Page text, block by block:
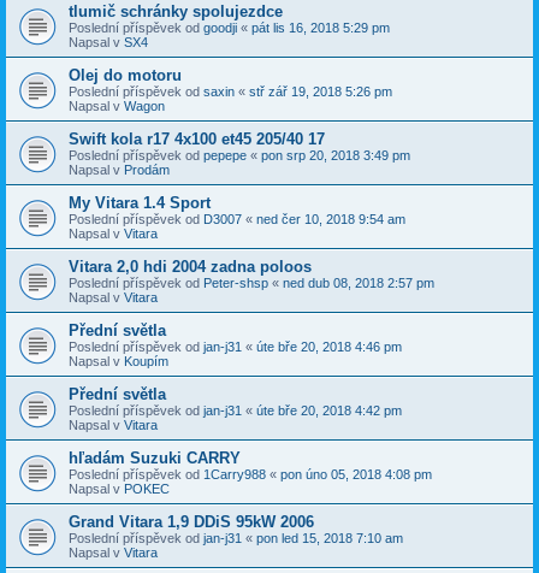
tlumič schránky spolujezdce
Poslední příspěvek od goodji « pát lis 16, 2018 5:29 pm
Napsal v SX4
Olej do motoru
Poslední příspěvek od saxin « stř zář 19, 2018 5:26 pm
Napsal v Wagon
Swift kola r17 4x100 et45 205/40 17
Poslední příspěvek od pepepe « pon srp 20, 2018 3:49 pm
Napsal v Prodám
My Vitara 1.4 Sport
Poslední příspěvek od D3007 « ned čer 10, 2018 9:54 am
Napsal v Vitara
Vitara 2,0 hdi 2004 zadna poloos
Poslední příspěvek od Peter-shsp « ned dub 08, 2018 2:57 pm
Napsal v Vitara
Přední světla
Poslední příspěvek od jan-j31 « úte bře 20, 2018 4:46 pm
Napsal v Koupím
Přední světla
Poslední příspěvek od jan-j31 « úte bře 20, 2018 4:42 pm
Napsal v Vitara
hľadám Suzuki CARRY
Poslední příspěvek od 1Carry988 « pon úno 05, 2018 4:08 pm
Napsal v POKEC
Grand Vitara 1,9 DDiS 95kW 2006
Poslední příspěvek od jan-j31 « pon led 15, 2018 7:10 am
Napsal v Vitara